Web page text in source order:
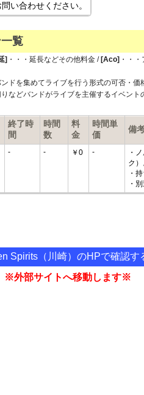
い合わせください。
覧
] ・・・延長などその他料金 / [Aco] ・・
ドを集めてライブを行う形式の可否・価
りなどバンドがライブを主催するイベント
終了時
間
時間
数
料
金
時間単
価
備
- - ￥0 -
・
ク）
・
・
Spirits（川崎）のHPで確認す
※外部サイトへ移動します※